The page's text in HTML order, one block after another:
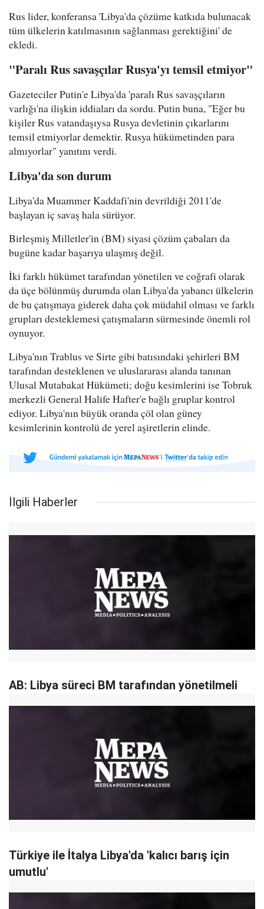
Rus lider, konferansa 'Libya'da çözüme katkıda bulunacak
tüm ülkelerin katılmasının sağlanması gerektiğini' de
ekledi.
"Paralı Rus savaşçılar Rusya'yı temsil etmiyor"
Gazeteciler Putin'e Libya'da 'paralı Rus savaşçıların
varlığı'na ilişkin iddiaları da sordu. Putin buna, "Eğer bu
kişiler Rus vatandaşıysa Rusya devletinin çıkarlarını
temsil etmiyorlar demektir. Rusya hükümetinden para
almıyorlar" yanıtını verdi.
Libya'da son durum
Libya'da Muammer Kaddafi'nin devrildiği 2011'de
başlayan iç savaş hala sürüyor.
Birleşmiş Milletler'in (BM) siyasi çözüm çabaları da
bugüne kadar başarıya ulaşmış değil.
İki farklı hükümet tarafından yönetilen ve coğrafi olarak
da üçe bölünmüş durumda olan Libya'da yabancı ülkelerin
de bu çatışmaya giderek daha çok müdahil olması ve farklı
grupları desteklemesi çatışmaların sürmesinde önemli rol
oynuyor.
Libya'nın Trablus ve Sirte gibi batısındaki şehirleri BM
tarafından desteklenen ve uluslararası alanda tanınan
Ulusal Mutabakat Hükümeti; doğu kesimlerini ise Tobruk
merkezli General Halife Hafter'e bağlı gruplar kontrol
ediyor. Libya'nın büyük oranda çöl olan güney
kesimlerinin kontrolü de yerel aşiretlerin elinde.
İlgili Haberler
AB: Libya süreci BM tarafından yönetilmeli
Türkiye ile İtalya Libya'da 'kalıcı barış için
umutlu'